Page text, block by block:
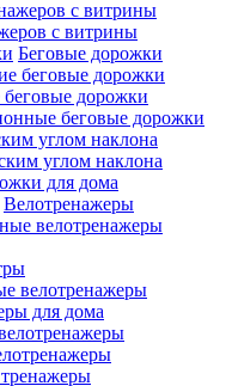
с витрины
Беговые дорожки
беговые дорожки
дорожки
беговые дорожки
углом наклона
углом наклона
для дома
Велотренажеры
велотренажеры
велотренажеры
для дома